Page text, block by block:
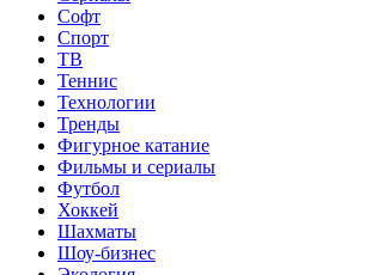
Софт
Спорт
ТВ
Теннис
Технологии
Тренды
Фигурное катание
Фильмы и сериалы
Футбол
Хоккей
Шахматы
Шоу-бизнес